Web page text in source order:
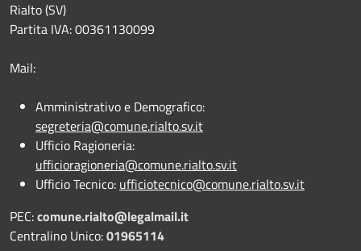
Rialto (SV)
Partita IVA: 00361130099
Mail:
Amministrativo e Demografico:
segreteria@comune.rialto.sv.it
Ufficio Ragioneria:
ufficioragioneria@comune.rialto.sv.it
Ufficio Tecnico: ufficiotecnico@comune.rialto.sv.it
PEC:comune.rialto@legalmail.it
Centralino Unico:01965114